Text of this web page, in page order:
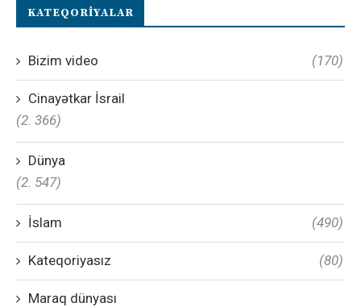
KATEQORIYALAR
Bizim video (170)
Cinayətkar İsrail
(2. 366)
Dünya
(2. 547)
İslam (490)
Kateqoriyasız (80)
Maraq dünyası